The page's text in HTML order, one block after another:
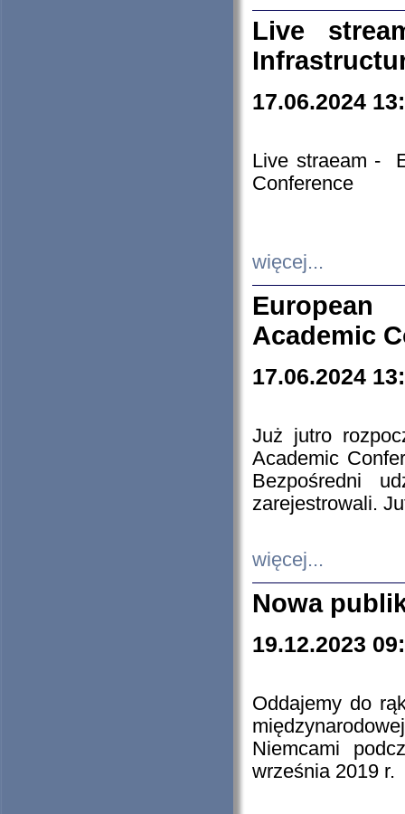
Live
17.06.2024
Live straeam -
Conference
więcej...
European
Academic
17.06.2024
Już jutro
Academic
Bezpośredni
zarejestrowali.
więcej...
Nowa
19.12.2023
Oddajemy do
Niemcami
września 2019 r.